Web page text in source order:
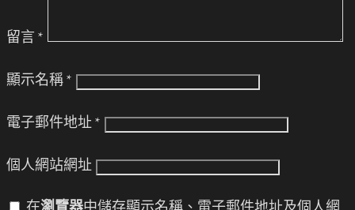
留言 *
顯示名稱 *
電子郵件地址 *
個人網站網址